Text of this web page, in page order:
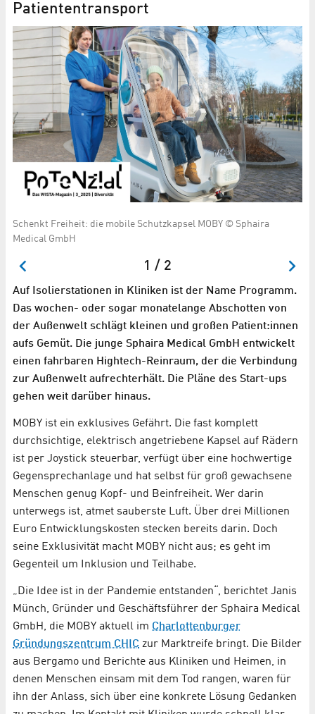
Patiententransport
Schenkt Freiheit: die mobile Schutzkapsel MOBY © Sphaira
Medical GmbH
1 / 2
Auf Isolierstationen in Kliniken ist der Name Programm.
Das wochen- oder sogar monatelange Abschotten von
der Außenwelt schlägt kleinen und großen Patient:innen
aufs Gemüt. Die junge Sphaira Medical GmbH entwickelt
einen fahrbaren Hightech-Reinraum, der die Verbindung
zur Außenwelt aufrechterhält. Die Pläne des Start-ups
gehen weit darüber hinaus.
MOBY ist ein exklusives Gefährt. Die fast komplett
durchsichtige, elektrisch angetriebene Kapsel auf Rädern
ist per Joystick steuerbar, verfügt über eine hochwertige
Gegensprechanlage und hat selbst für groß gewachsene
Menschen genug Kopf- und Beinfreiheit. Wer darin
unterwegs ist, atmet sauberste Luft. Über drei Millionen
Euro Entwicklungskosten stecken bereits darin. Doch
seine Exklusivität macht MOBY nicht aus; es geht im
Gegenteil um Inklusion und Teilhabe.
„Die Idee ist in der Pandemie entstanden“, berichtet Janis
Münch, Gründer und Geschäftsführer der Sphaira Medical
GmbH, die MOBY aktuell im Charlottenburger
Gründungszentrum CHIC zur Marktreife bringt. Die Bilder
aus Bergamo und Berichte aus Kliniken und Heimen, in
denen Menschen einsam mit dem Tod rangen, waren für
ihn der Anlass, sich über eine konkrete Lösung Gedanken